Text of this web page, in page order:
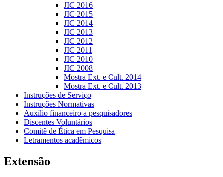
JIC 2016
JIC 2015
JIC 2014
JIC 2013
JIC 2012
JIC 2011
JIC 2010
JIC 2008
Mostra Ext. e Cult. 2014
Mostra Ext. e Cult. 2013
Instruções de Serviço
Instruções Normativas
Auxílio financeiro a pesquisadores
Discentes Voluntários
Comitê de Ética em Pesquisa
Letramentos acadêmicos
Extensão